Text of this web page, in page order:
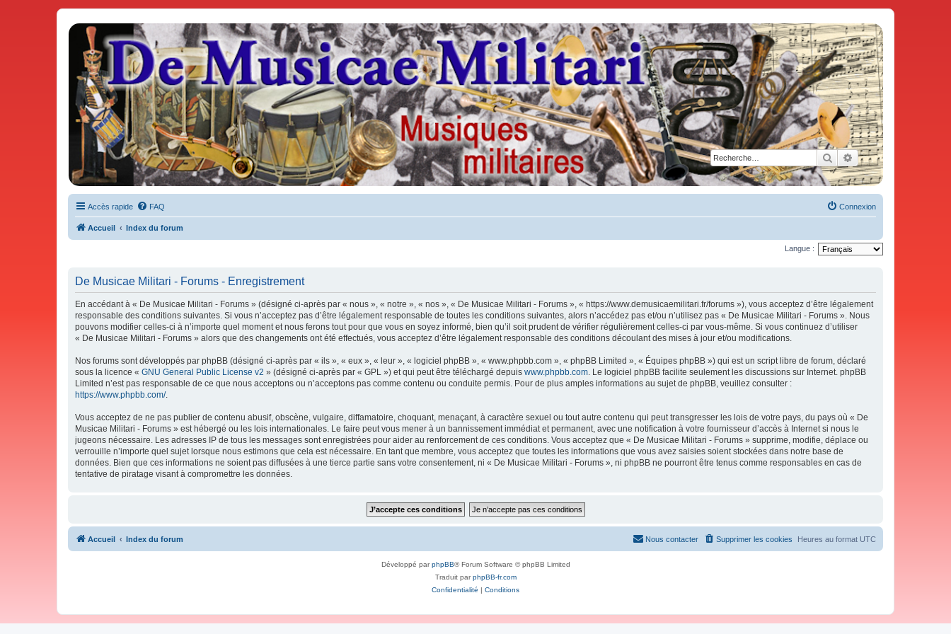
Rechercher
Recherche avancée
De Musicae Militari - Forums
Forums de discussions
Accès rapide FAQ Connexion
Accueil Index du forum
Langue :
De Musicae Militari - Forums - Enregistrement
En accédant à « De Musicae Militari - Forums » (désigné ci-après par « nous », « notre », « nos », « De Musicae Militari - Forums », « https://www.demusicaemilitari.fr/forums »), vous acceptez d’être légalement
responsable des conditions suivantes. Si vous n’acceptez pas d’être légalement responsable de toutes les conditions suivantes, alors n’accédez pas et/ou n’utilisez pas « De Musicae Militari - Forums ». Nous
pouvons modifier celles-ci à n’importe quel moment et nous ferons tout pour que vous en soyez informé, bien qu’il soit prudent de vérifier régulièrement celles-ci par vous-même. Si vous continuez d’utiliser
« De Musicae Militari - Forums » alors que des changements ont été effectués, vous acceptez d’être légalement responsable des conditions découlant des mises à jour et/ou modifications.
Nos forums sont développés par phpBB (désigné ci-après par « ils », « eux », « leur », « logiciel phpBB », « www.phpbb.com », « phpBB Limited », « Équipes phpBB ») qui est un script libre de forum, déclaré
sous la licence « GNU General Public License v2 » (désigné ci-après par « GPL ») et qui peut être téléchargé depuis www.phpbb.com . Le logiciel phpBB facilite seulement les discussions sur Internet. phpBB
Limited n’est pas responsable de ce que nous acceptons ou n’acceptons pas comme contenu ou conduite permis. Pour de plus amples informations au sujet de phpBB, veuillez consulter :
https://www.phpbb.com/.
Vous acceptez de ne pas publier de contenu abusif, obscène, vulgaire, diffamatoire, choquant, menaçant, à caractère sexuel ou tout autre contenu qui peut transgresser les lois de votre pays, du pays où « De
Musicae Militari - Forums » est hébergé ou les lois internationales. Le faire peut vous mener à un bannissement immédiat et permanent, avec une notification à votre fournisseur d’accès à Internet si nous le
jugeons nécessaire. Les adresses IP de tous les messages sont enregistrées pour aider au renforcement de ces conditions. Vous acceptez que « De Musicae Militari - Forums » supprime, modifie, déplace ou
verrouille n’importe quel sujet lorsque nous estimons que cela est nécessaire. En tant que membre, vous acceptez que toutes les informations que vous avez saisies soient stockées dans notre base de
données. Bien que ces informations ne soient pas diffusées à une tierce partie sans votre consentement, ni « De Musicae Militari - Forums », ni phpBB ne pourront être tenus comme responsables en cas de
tentative de piratage visant à compromettre les données.
Accueil Index du forum Heures au format UTC
Supprimer les cookies
Nous contacter
Développé parphpBB® Forum Software © phpBB Limited
Traduit parphpBB-fr.com
Confidentialité | Conditions